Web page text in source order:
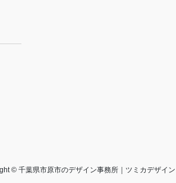
© 千葉県市原市のデザイン事務所｜ツミカデザイ